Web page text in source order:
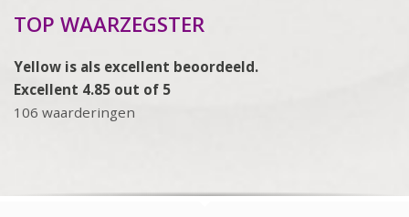
TOP WAARZEGSTER
Yellow is als excellent beoordeeld.
Excellent 4.85 out of 5
106 waarderingen